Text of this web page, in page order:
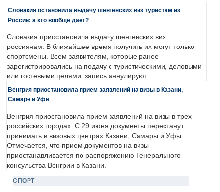
Словакия остановила выдачу шенгенских виз туристам из
России: а кто вообще дает?
Словакия приостановила выдачу шенгенских виз
россиянам. В ближайшее время получить их могут только
спортсмены. Всем заявителям, которые ранее
зарегистрировались на подачу с туристическими, деловыми
или гостевыми целями, запись аннулируют.
Венгрия приостановила прием заявлений на визы в Казани,
Самаре и Уфе
Венгрия приостановила прием заявлений на визы в трех
российских городах. С 29 июня документы перестанут
принимать в визовых центрах Казани, Самары и Уфы.
Отмечается, что прием документов на визы
приостанавливается по распоряжению Генерального
консульства Венгрии в Казани.
СПОРТ